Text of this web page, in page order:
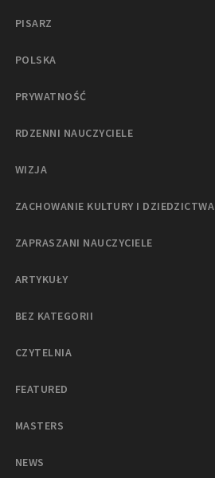
PISARZ
POLSKA
PRYWATNOŚĆ
RDZENNI NAUCZYCIELE
WIZJA
ZACHOWANIE KULTURY I DZIEDZICTWA
ZAPRASZANI NAUCZYCIELE
ARTYKUŁY
BEZ KATEGORII
CZYTELNIA
FEATURED
MASTERS
NEWS